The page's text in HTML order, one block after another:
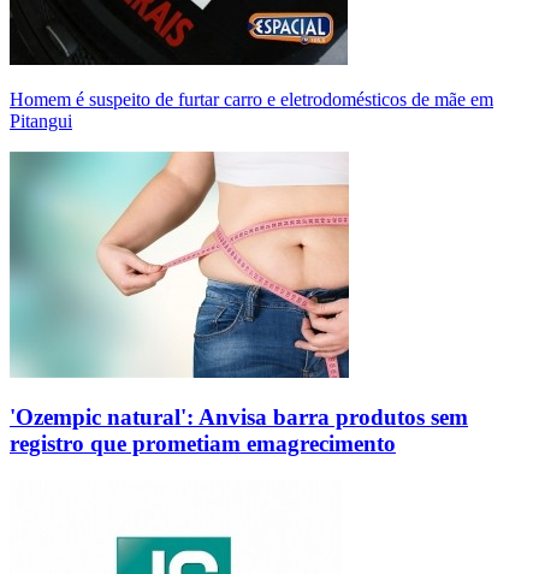
Homem é suspeito de furtar carro e eletrodomésticos de mãe em
Pitangui
'Ozempic natural': Anvisa barra produtos sem
registro que prometiam emagrecimento